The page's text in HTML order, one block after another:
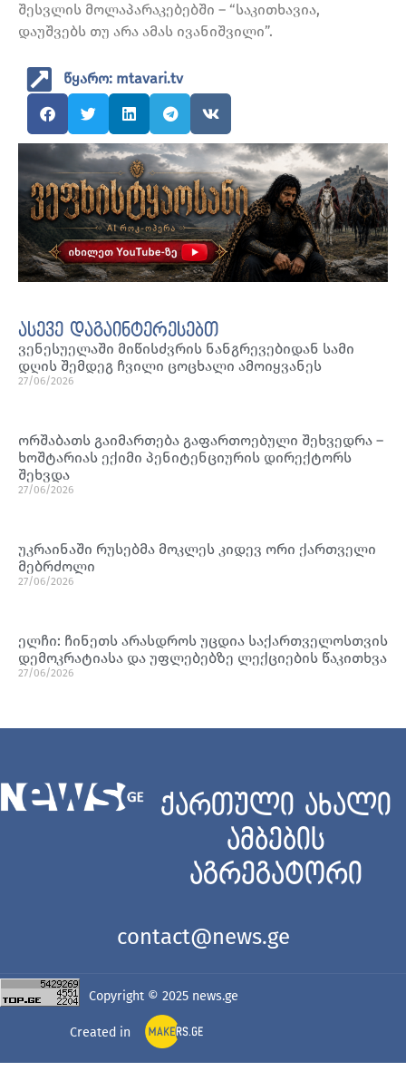
შესვლის მოლაპარაკებებში – “საკითხავია,
დაუშვებს თუ არა ამას ივანიშვილი”.
წყარო: mtavari.tv
ასევე დაგაინტერესებთ
ვენესუელაში მიწისძვრის ნანგრევებიდან სამი
დღის შემდეგ ჩვილი ცოცხალი ამოიყვანეს
27/06/2026
ორშაბათს გაიმართება გაფართოებული შეხვედრა –
ხოშტარიას ექიმი პენიტენციურის დირექტორს
შეხვდა
27/06/2026
უკრაინაში რუსებმა მოკლეს კიდევ ორი ქართველი
მებრძოლი
27/06/2026
ელჩი: ჩინეთს არასდროს უცდია საქართველოსთვის
დემოკრატიასა და უფლებებზე ლექციების წაკითხვა
27/06/2026
ქართული ახალი
ამბების
აგრეგატორი
contact@news.ge
Copyright © 2025 news.ge
Created in